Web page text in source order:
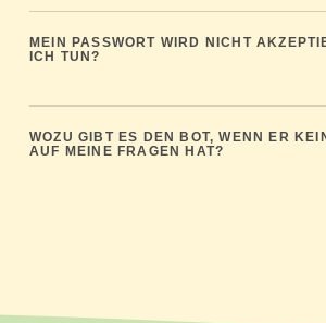
MEIN PASSWORT WIRD NICHT
ICH TUN?
WOZU GIBT ES DEN BOT, WENN ER
AUF MEINE FRAGEN HAT?